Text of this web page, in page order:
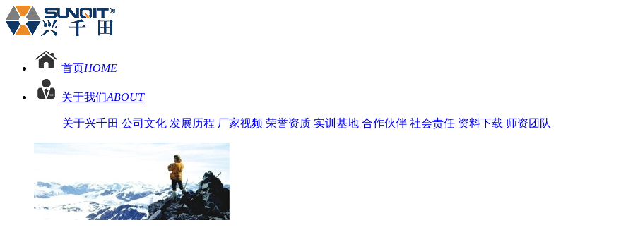
首页HOME
关于我们ABOUT
关于兴千田 公司文化 发展历程 厂家视频 荣誉资质 实训基地 合作伙伴 社会责任 资料下载 师资团队